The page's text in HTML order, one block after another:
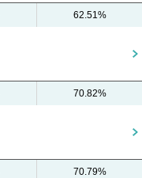
62.51%
70.82%
70.79%